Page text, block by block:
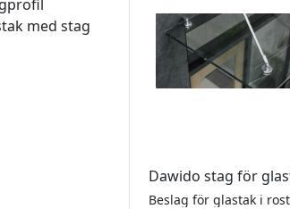
med stag
Dawido stag för